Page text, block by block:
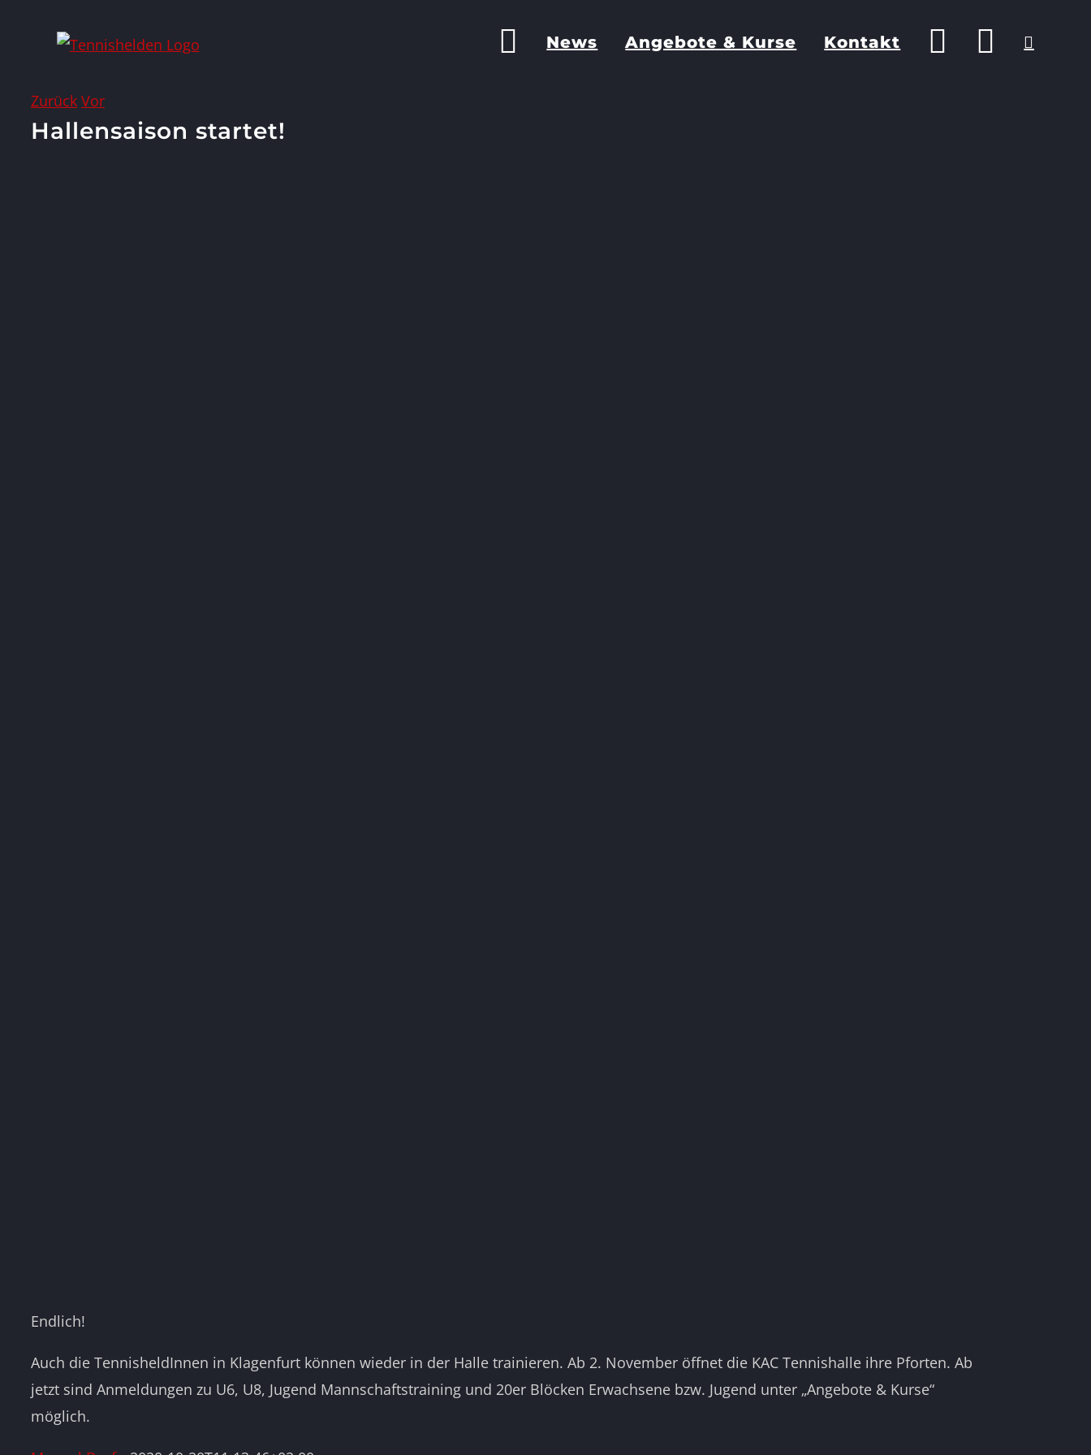
News Angebote & Kurse Kontakt
Zurück Vor
Hallensaison startet!
Endlich!
Auch die TennisheldInnen in Klagenfurt können wieder in der Halle trainieren. Ab 2. November öffnet die KAC Tennishalle ihre Pforten. Ab
jetzt sind Anmeldungen zu U6, U8, Jugend Mannschaftstraining und 20er Blöcken Erwachsene bzw. Jugend unter „Angebote & Kurse“
möglich.